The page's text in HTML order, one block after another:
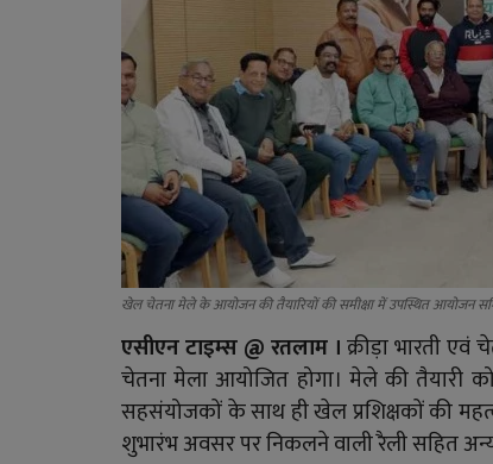
खेल चेतना मेले के आयोजन की तैयारियों की समीक्षा में उपस्थित आयोजन
एसीएन टाइम्स @ रतलाम ।क्रीड़ा भारती
चेतना मेला आयोजित होगा। मेले की
सहसंयोजकों के साथ ही खेल प्रशिक्षकों की
शुभारंभ अवसर पर निकलने वाली रैली सहित अन्य